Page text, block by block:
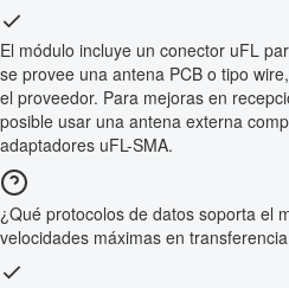
El módulo incluye un conector uFL
se provee una antena PCB o tipo
el proveedor. Para mejoras en
posible usar una antena externa
adaptadores uFL-SMA.
¿Qué protocolos de datos soporta el
velocidades máximas en